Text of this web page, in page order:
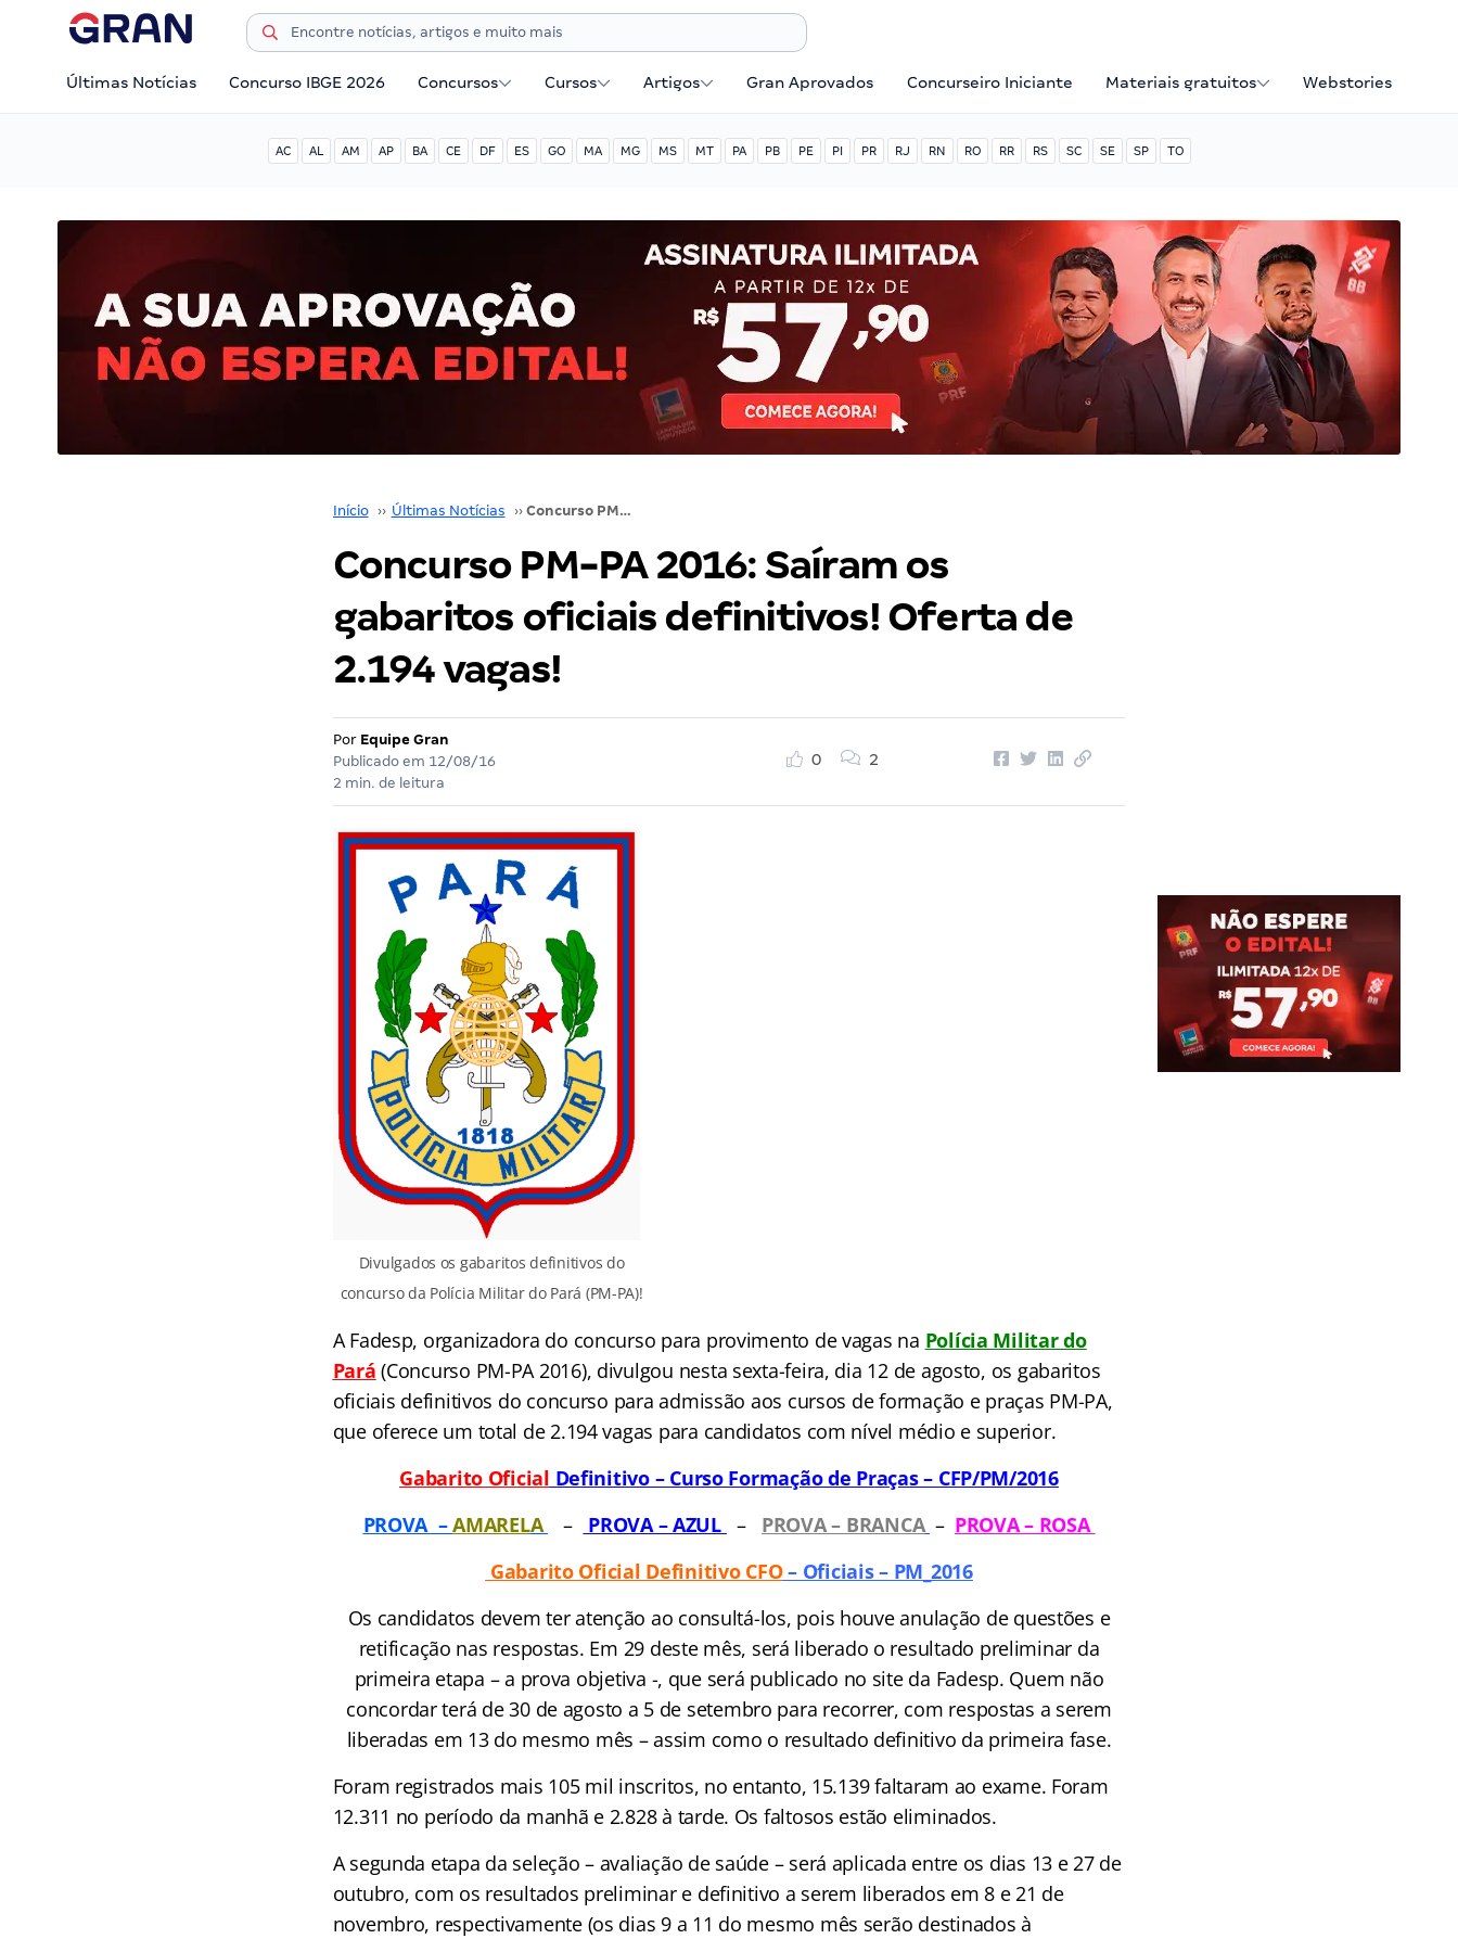
Últimas Notícias Concurso IBGE 2026 Concursos Cursos Artigos Gran Aprovados Concurseiro Iniciante Materiais gratuitos Webstories
AC AL AM AP BA CE DF ES GO MA MG MS MT PA PB PE PI PR RJ RN RO RR RS SC SE SP TO
Início ›› Últimas Notícias ›› Concurso PM-PA 2016: Saíram os gabaritos oficiais definitivos! Oferta de 2.194 vagas!
Concurso PM-PA 2016: Saíram os
gabaritos oficiais definitivos! Oferta de
2.194 vagas!
Por Equipe Gran
Publicado em 12/08/16
2 min. de leitura
0 2
Divulgados os gabaritos definitivos do
concurso da Polícia Militar do Pará (PM-PA)!
A Fadesp, organizadora do concurso para provimento de vagas na Polícia Militar do
Pará (Concurso PM-PA 2016), divulgou nesta sexta-feira, dia 12 de agosto, os gabaritos
oficiais definitivos do concurso para admissão aos cursos de formação e praças PM-PA,
que oferece um total de 2.194 vagas para candidatos com nível médio e superior.
Gabarito Oficial Definitivo – Curso Formação de Praças – CFP/PM/2016
PROVA –AMARELA – PROVA – AZUL – PROVA – BRANCA – PROVA – ROSA
Gabarito Oficial Definitivo CFO– Oficiais – PM_2016
Os candidatos devem ter atenção ao consultá-los, pois houve anulação de questões e
retificação nas respostas. Em 29 deste mês, será liberado o resultado preliminar da
primeira etapa – a prova objetiva -, que será publicado no site da Fadesp. Quem não
concordar terá de 30 de agosto a 5 de setembro para recorrer, com respostas a serem
liberadas em 13 do mesmo mês – assim como o resultado definitivo da primeira fase.
Foram registrados mais 105 mil inscritos, no entanto, 15.139 faltaram ao exame. Foram
12.311 no período da manhã e 2.828 à tarde. Os faltosos estão eliminados.
A segunda etapa da seleção – avaliação de saúde – será aplicada entre os dias 13 e 27 de
outubro, com os resultados preliminar e definitivo a serem liberados em 8 e 21 de
novembro, respectivamente (os dias 9 a 11 do mesmo mês serão destinados à